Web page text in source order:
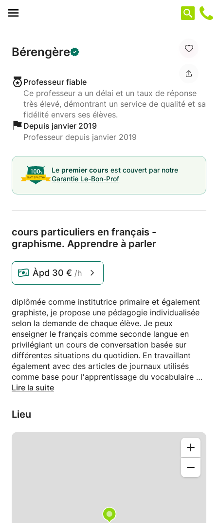
Bérengère
Professeur fiable
Ce professeur a un délai et un taux de réponse
très élevé, démontrant un service de qualité et sa
fidélité envers ses élèves.
Depuis janvier 2019
Professeur depuis janvier 2019
Le premier cours est couvert par notre
Garantie Le-Bon-Prof
cours particuliers en français -
graphisme. Apprendre à parler
Àpd 30 € /h
diplômée comme institutrice primaire et également
graphiste, je propose une pédagogie individualisée
selon la demande de chaque élève. Je peux
enseigner le français comme seconde langue en
privilégiant un cours de conversation basée sur
différentes situations du quotidien. En travaillant
également avec des articles de journaux utilisés
comme base pour l'apprentissage du vocabulaire et
de la grammaire. Je peux également faire
pédagogiques et ce de manière ludique.
Lire la suite
Lieu